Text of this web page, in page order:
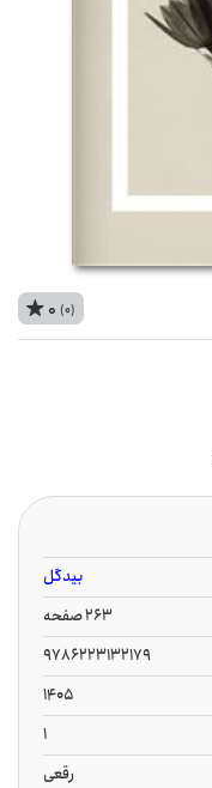
0 (0)
بیدگل
263 صفحه
9786223132179
1405
1
رقعی